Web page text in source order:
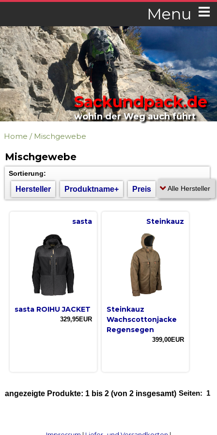
Menu
Sackundpack.de
wohin der Weg auch führt
Home / Mischgewebe
Mischgewebe
Sortierung:
Hersteller Produktname+ Preis
sasta
sasta ROIHU JACKET
329,95EUR
Steinkauz
Steinkauz
Wachscottonjacke
Regensegen
399,00EUR
Seiten: 1
angezeigte Produkte: 1 bis 2 (von 2 insgesamt)